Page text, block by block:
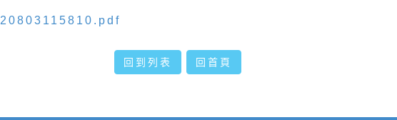
回到列表 回首頁